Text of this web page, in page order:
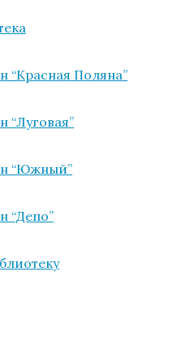
“Красная Поляна”
“Луговая”
“Южный”
“Депо”